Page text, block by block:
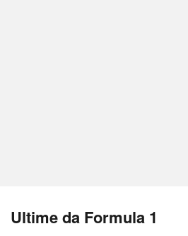
Ultime da Formula 1